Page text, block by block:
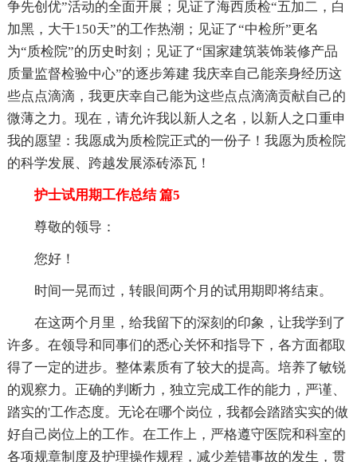
争先创优”活动的全面开展；见证了海西质检“五加二，白
加黑，大干150天”的工作热潮；见证了“中检所”更名
为“质检院”的历史时刻；见证了“国家建筑装饰装修产品
质量监督检验中心”的逐步筹建 我庆幸自己能亲身经历这
些点点滴滴，我更庆幸自己能为这些点点滴滴贡献自己的
微薄之力。现在，请允许我以新人之名，以新人之口重申
我的愿望：我愿成为质检院正式的一份子！我愿为质检院
的科学发展、跨越发展添砖添瓦！
护士试用期工作总结 篇5
尊敬的领导：
您好！
时间一晃而过，转眼间两个月的试用期即将结束。
在这两个月里，给我留下的深刻的印象，让我学到了
许多。在领导和同事们的悉心关怀和指导下，各方面都取
得了一定的进步。整体素质有了较大的提高。培养了敏锐
的观察力。正确的判断力，独立完成工作的能力，严谨、
踏实的'工作态度。无论在哪个岗位，我都会踏踏实实的做
好自己岗位上的工作。在工作上，严格遵守医院和科室的
各项规章制度及护理操作规程，减少差错事故的发生，贯